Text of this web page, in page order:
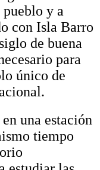
y a
con Isla Barro
de buena
para
único de
una estación
tiempo